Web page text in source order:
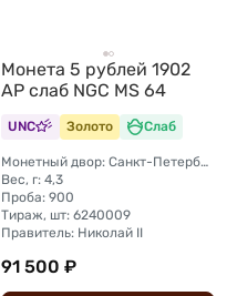
Монета 5 рублей 1902
АР слаб NGC MS 64
UNC Золото Слаб
Монетный двор: Санкт-Петербургский монетный двор
Вес, г: 4,3
Проба: 900
Тираж, шт: 6240009
Правитель: Николай II
91 500 ₽